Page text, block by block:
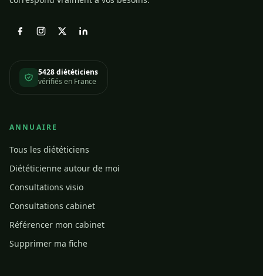
5428 diététiciens
vérifiés en France
ANNUAIRE
Tous les diététiciens
Diététicienne autour de moi
Consultations visio
Consultations cabinet
Référencer mon cabinet
Supprimer ma fiche